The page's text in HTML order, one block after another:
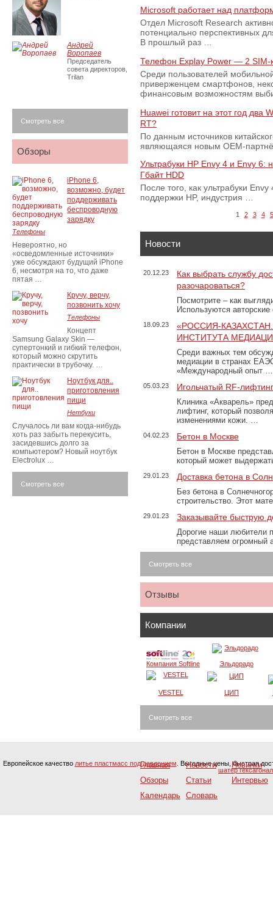
Microsoft работает над
Отдел Microsoft Research
потенциально перспективных
В прошлый раз …
Телефон Explay Power — 2 SIM-
Среди пользователей
приверженцем смартфонов,
финансовым возможностям
Huawei готовит на этот год
RT?
По данным источников
являющаяся новым OEM-
Ультрабуки HP Envy 4 и Envy 6:
Гбайт HDD
После того, как ультрабуки
поддержки HP, индустрия …
1 2 3 4 5
Новости
20.12.23
Как выбрать службу
разочароваться?
Посмотрите – как
Используются
18.09.23
«РОССИЯ-
ИНСТИТУТА
Среди важных тем
медиации в странах
«Международный опыт …
05.03.23 Игольчатый RF-
Клиника «Акварель»
лифтинг, который
изменениями кожи. …
04.02.23 Бетон в Москве
Бетон в Москве
который может
29.01.23 Доставка бетона в
Без бетона в
строительство. Этот
29.01.23 Заказывайте быструю
Дорогие наши любители
представляем огромный
Смотреть все
Отзывы
Компании
Компания Softline Эльдорадо
VESTEL ЦИП
Смотреть все
Андрей
Воропаев
Председатель
совета директоров,
Trilan
Смотреть все
Обзоры
iPhone 6,
возможно, будет
поддерживать
беспроводную
зарядку
Телефоны
Невероятно, но
«осведомленные источники»
уже обсуждают будущий iPhone
6, несмотря на то, что даже
пятая …
Кручу, верчу,
позвонить хочу
Телефоны
Концепт
Samsung Galaxy Skin —
супертонкий и гибкий телефон,
который можно скрутить
практически в трубочку. …
Ноутбук для..
приготовления
пищи
Нетбуки
Случалось ли вам когда-нибудь
хоть раз забыть перекусить,
засидевшись долго за
компьютером? Новый ноутбук
Electrolux …
Смотреть все
Главная Новости
Новинки
Обзоры
Статьи
Интервью
Календарь Словарь
Европейское качество литье пластмасс под давлением . Выгодные цены, быстрая
шатер